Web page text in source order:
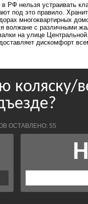
РФ нельзя устраивать
под это правило.
многоквартирных
волжане с различными
на улице
дискомфорт